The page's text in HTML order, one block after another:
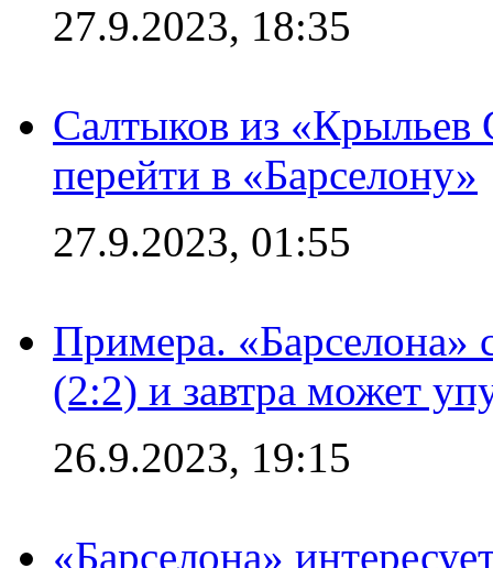
27.9.2023, 18:35
Салтыков из «Крыльев
перейти в «Барселону»
27.9.2023, 01:55
Примера. «Барселона»
(2:2) и завтра может
26.9.2023, 19:15
«Барселона»